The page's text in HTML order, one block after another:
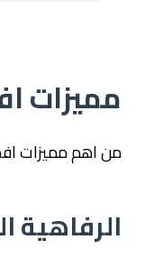
مميزات
من اهم مميزات
الرفاهية